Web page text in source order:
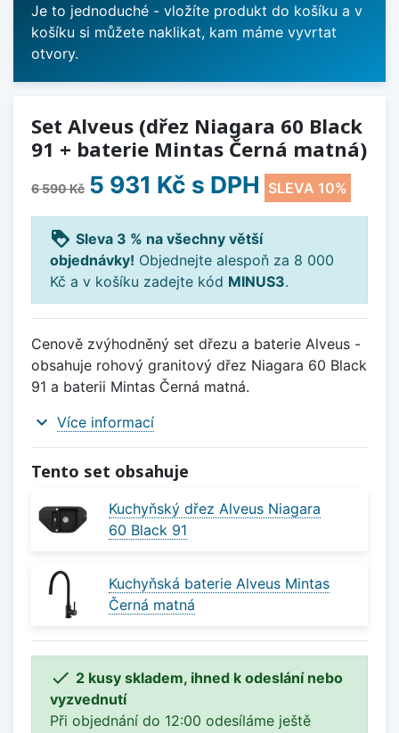
Je to jednoduché - vložíte produkt do košíku a v
košíku si můžete naklikat, kam máme vyvrtat
otvory.
Set Alveus (dřez Niagara 60 Black
91 + baterie Mintas Černá matná)
6 590 Kč 5 931 Kč s DPH SLEVA 10%
loyalty Sleva 3 % na všechny větší
objednávky! Objednejte alespoň za 8 000
Kč a v košíku zadejte kód MINUS3.
Cenově zvýhodněný set dřezu a baterie Alveus -
obsahuje rohový granitový dřez Niagara 60 Black
91 a baterii Mintas Černá matná.
expand_more Více informací
Tento set obsahuje
Kuchyňský dřez Alveus Niagara
60 Black 91
Kuchyňská baterie Alveus Mintas
Černá matná
 2 kusy skladem, ihned k odeslání nebo
vyzvednutí
Při objednání do 12:00 odesíláme ještě